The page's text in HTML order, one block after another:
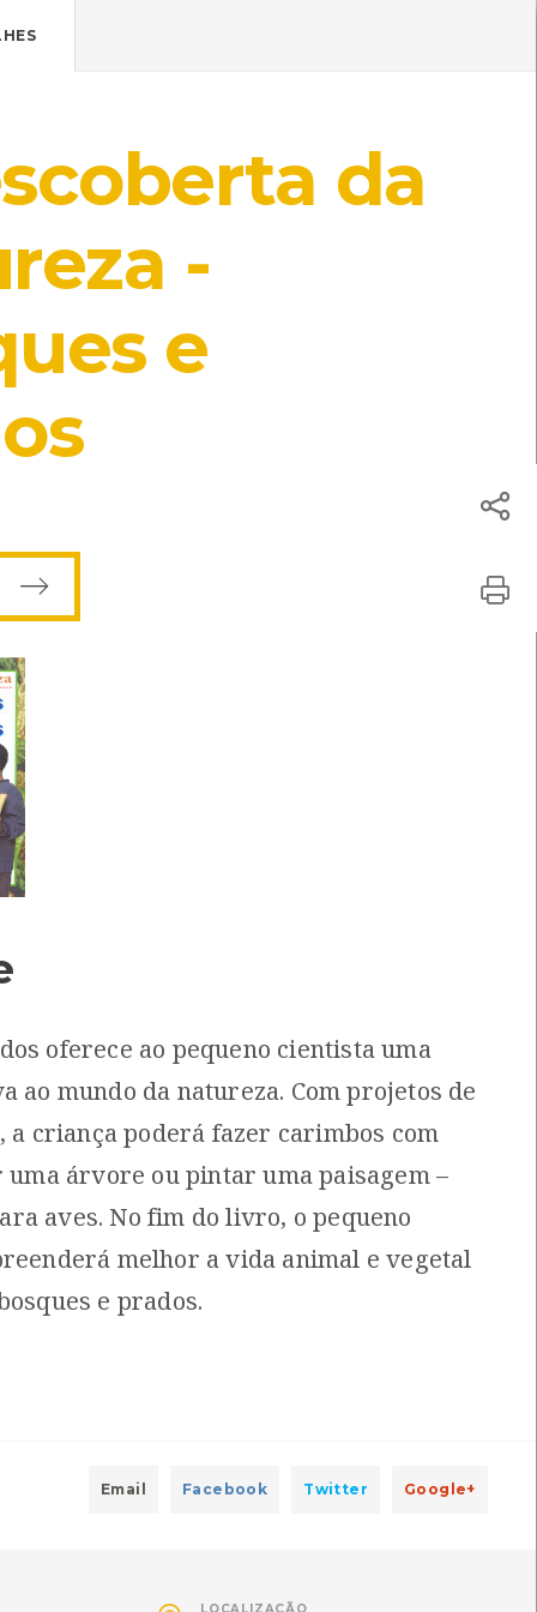
21º
Centro de Recursos do CMIA
CMIA
de Recursos do CMIA
Centro de Recursos do CMIA
Recursos do CMIA
Recursos do CMIA
Local: Centro de Recursos do CMIA
para o Planeta
France Jutras
Local: Centro de Recursos do CMIA
e recombinações
Local: Centro de Recursos do CMIA
da
-
e
oferece ao pequeno cientista uma
ao mundo da natureza. Com projetos de
a criança poderá fazer carimbos com
árvore ou pintar uma paisagem –
aves. No fim do livro, o pequeno
melhor a vida animal e vegetal
e prados.
Email Facebook Twitter Google+